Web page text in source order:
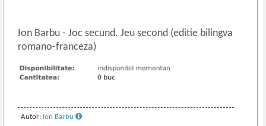
Ion Barbu- Joc secund. Jeu second (editie bilingva
romano-franceza)
Autor: Ion Barbu